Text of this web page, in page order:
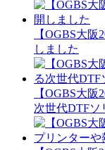
【OGBS大
しました
【OGBS大
次世代DTFソ